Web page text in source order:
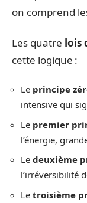
on comprend
Les quatre lois
cette logique :
Le principe
intensive qui
Le premier
l’énergie,
Le deuxième
l’irréversibilité
Le troisième